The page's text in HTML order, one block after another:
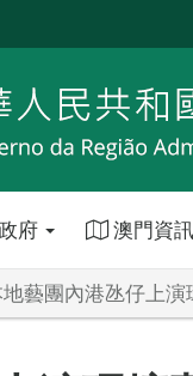
府 澳門資訊
藝團內港氹仔上